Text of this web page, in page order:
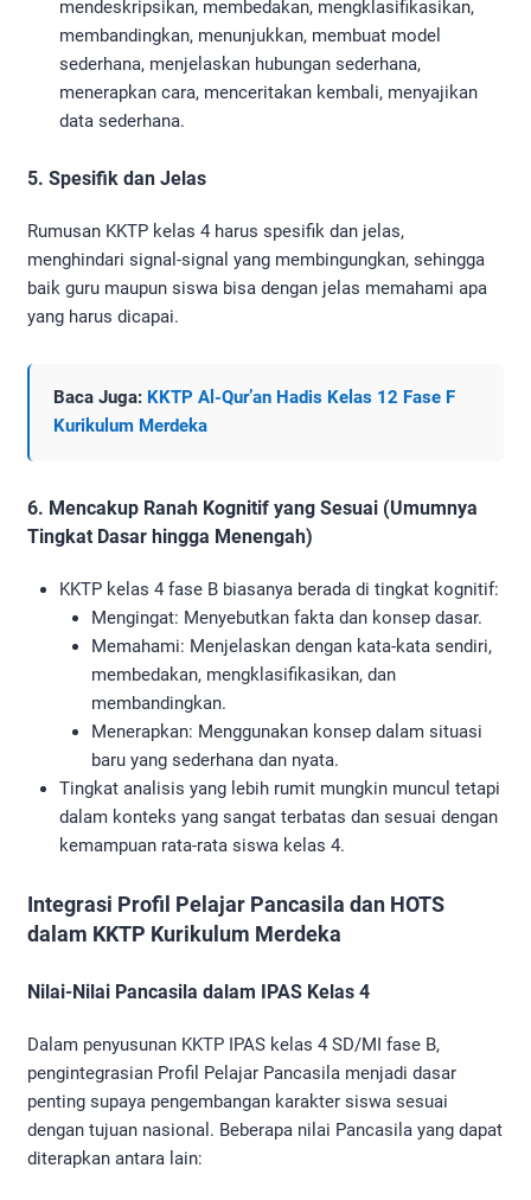
mendeskripsikan, membedakan, mengklasifikasikan,
membandingkan, menunjukkan, membuat model
sederhana, menjelaskan hubungan sederhana,
menerapkan cara, menceritakan kembali, menyajikan
data sederhana.
5. Spesifik dan Jelas
Rumusan KKTP kelas 4 harus spesifik dan jelas,
menghindari signal-signal yang membingungkan, sehingga
baik guru maupun siswa bisa dengan jelas memahami apa
yang harus dicapai.
Baca Juga: KKTP Al-Qur’an Hadis Kelas 12 Fase F
Kurikulum Merdeka
6. Mencakup Ranah Kognitif yang Sesuai (Umumnya
Tingkat Dasar hingga Menengah)
KKTP kelas 4 fase B biasanya berada di tingkat kognitif:
Mengingat: Menyebutkan fakta dan konsep dasar.
Memahami: Menjelaskan dengan kata-kata sendiri,
membedakan, mengklasifikasikan, dan
membandingkan.
Menerapkan: Menggunakan konsep dalam situasi
baru yang sederhana dan nyata.
Tingkat analisis yang lebih rumit mungkin muncul tetapi
dalam konteks yang sangat terbatas dan sesuai dengan
kemampuan rata-rata siswa kelas 4.
Integrasi Profil Pelajar Pancasila dan HOTS
dalam KKTP Kurikulum Merdeka
Nilai-Nilai Pancasila dalam IPAS Kelas 4
Dalam penyusunan KKTP IPAS kelas 4 SD/MI fase B,
pengintegrasian Profil Pelajar Pancasila menjadi dasar
penting supaya pengembangan karakter siswa sesuai
dengan tujuan nasional. Beberapa nilai Pancasila yang dapat
diterapkan antara lain: